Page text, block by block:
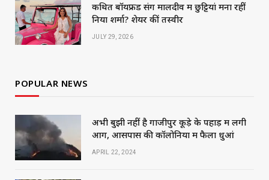
कथित बॉयफ्रेंड संग मालदीव में छुट्टियां मना रहीं
निया शर्मा? शेयर कीं तस्वीरें
JULY 29, 2026
POPULAR NEWS
अभी बुझी नहीं है गाजीपुर कूड़े के पहाड़ में लगी
आग, आसपास की कॉलोनियों में फैला धुआं
APRIL 22, 2024